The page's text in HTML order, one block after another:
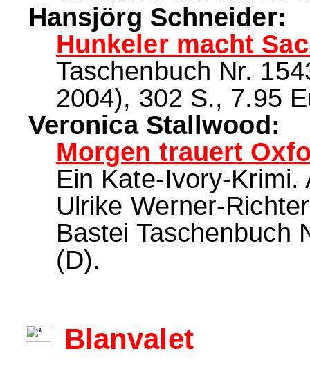
Hansjörg Schneider:
Hunkeler macht
Taschenbuch Nr.
2004), 302 S., 7.95
Veronica Stallwood:
Morgen trauert
Ein Kate-Ivory-
Ulrike Werner-
Bastei Taschenbuch
(D).
Blanvalet